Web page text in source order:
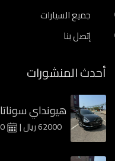
جميع السيارات
إتصل بنا
أحدث المنشورات
هيونداي سوناتا
62000 ريال |